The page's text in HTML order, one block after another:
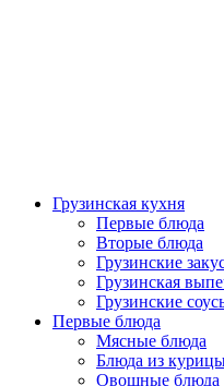
Грузинская кухня
Первые блюда
Вторые блюда
Грузинские
Грузинская
Грузинские
Первые блюда
Мясные блюда
Блюда из
Овощные блюда